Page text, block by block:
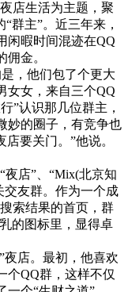
店生活为主题，聚
群主”。近三年来，
闲暇时间混迹在QQ
金。
，他们包了个更大
女女，来自三个QQ
”认识那几位群主，
妙的圈子，有竞争也
要关门。”他说。
夜店”、“Mix(北京知
交友群。作为一个成
索结果的首页，群
的图标里，显得卓
夜店。最初，他喜欢
个QQ群，这样不仅